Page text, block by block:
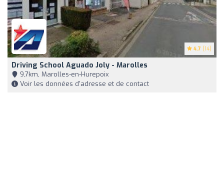
4.7 (14)
Driving School Aguado Joly - Marolles
9,7km, Marolles-en-Hurepoix
Voir les données d'adresse et de contact